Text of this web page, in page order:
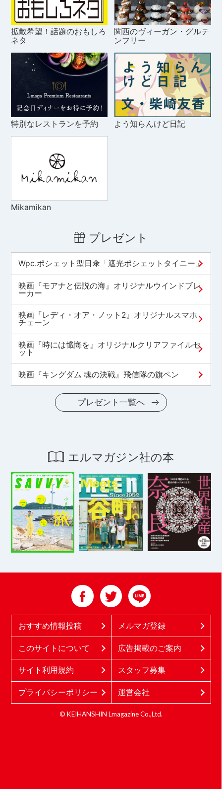
拡散希望！話題のおもしろ
ネタ
関西のヴィーガン・グルテ
ンフリー
特別なレストランを予約 よう知らんけど日記
Mikamikan
プレゼント
Wpc.ポシェット型日傘「遮光ポシェットタイニー」
映画『モアナと伝説の海』オリジナルウインドブレ
ーカー
映画『レディ・オア・ノット2』オリジナルスマホ
チェーン
映画『時には懺悔を』オリジナルクリアファイルセ
ット
映画『キングダム 魂の決戦』飛信隊の旗ペン
プレゼント一覧へ
エルマガジン社の本
おすすめ情報投稿 メルマガ登録
このサイトについて 広告掲載のご案内
サイト利用規約 スタッフ募集
プライバシーポリシー 運営会社
© KEIHANSHIN Lmagazine Co.,Ltd.